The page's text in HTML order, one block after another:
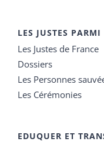
LES JUSTES
Les Justes de France
Dossiers
Les Personnes
Les Cérémonies
EDUQUER ET